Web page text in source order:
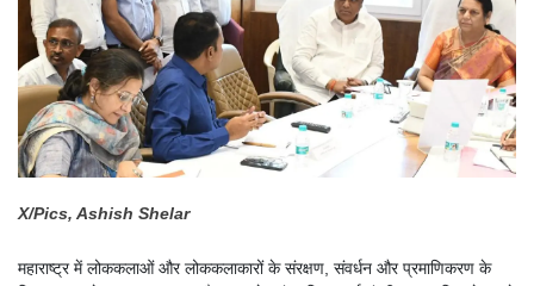
X/Pics, Ashish Shelar
महाराष्ट्र में लोककलाओं और लोककलाकारों के संरक्षण, संवर्धन और प्रमाणिकरण के